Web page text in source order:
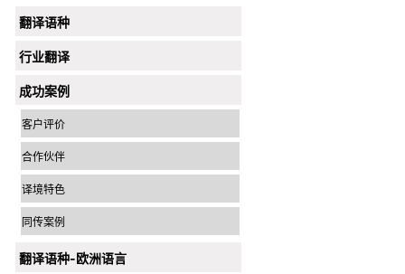
翻译语种
行业翻译
成功案例
客户评价
合作伙伴
译境特色
同传案例
翻译语种-欧洲语言